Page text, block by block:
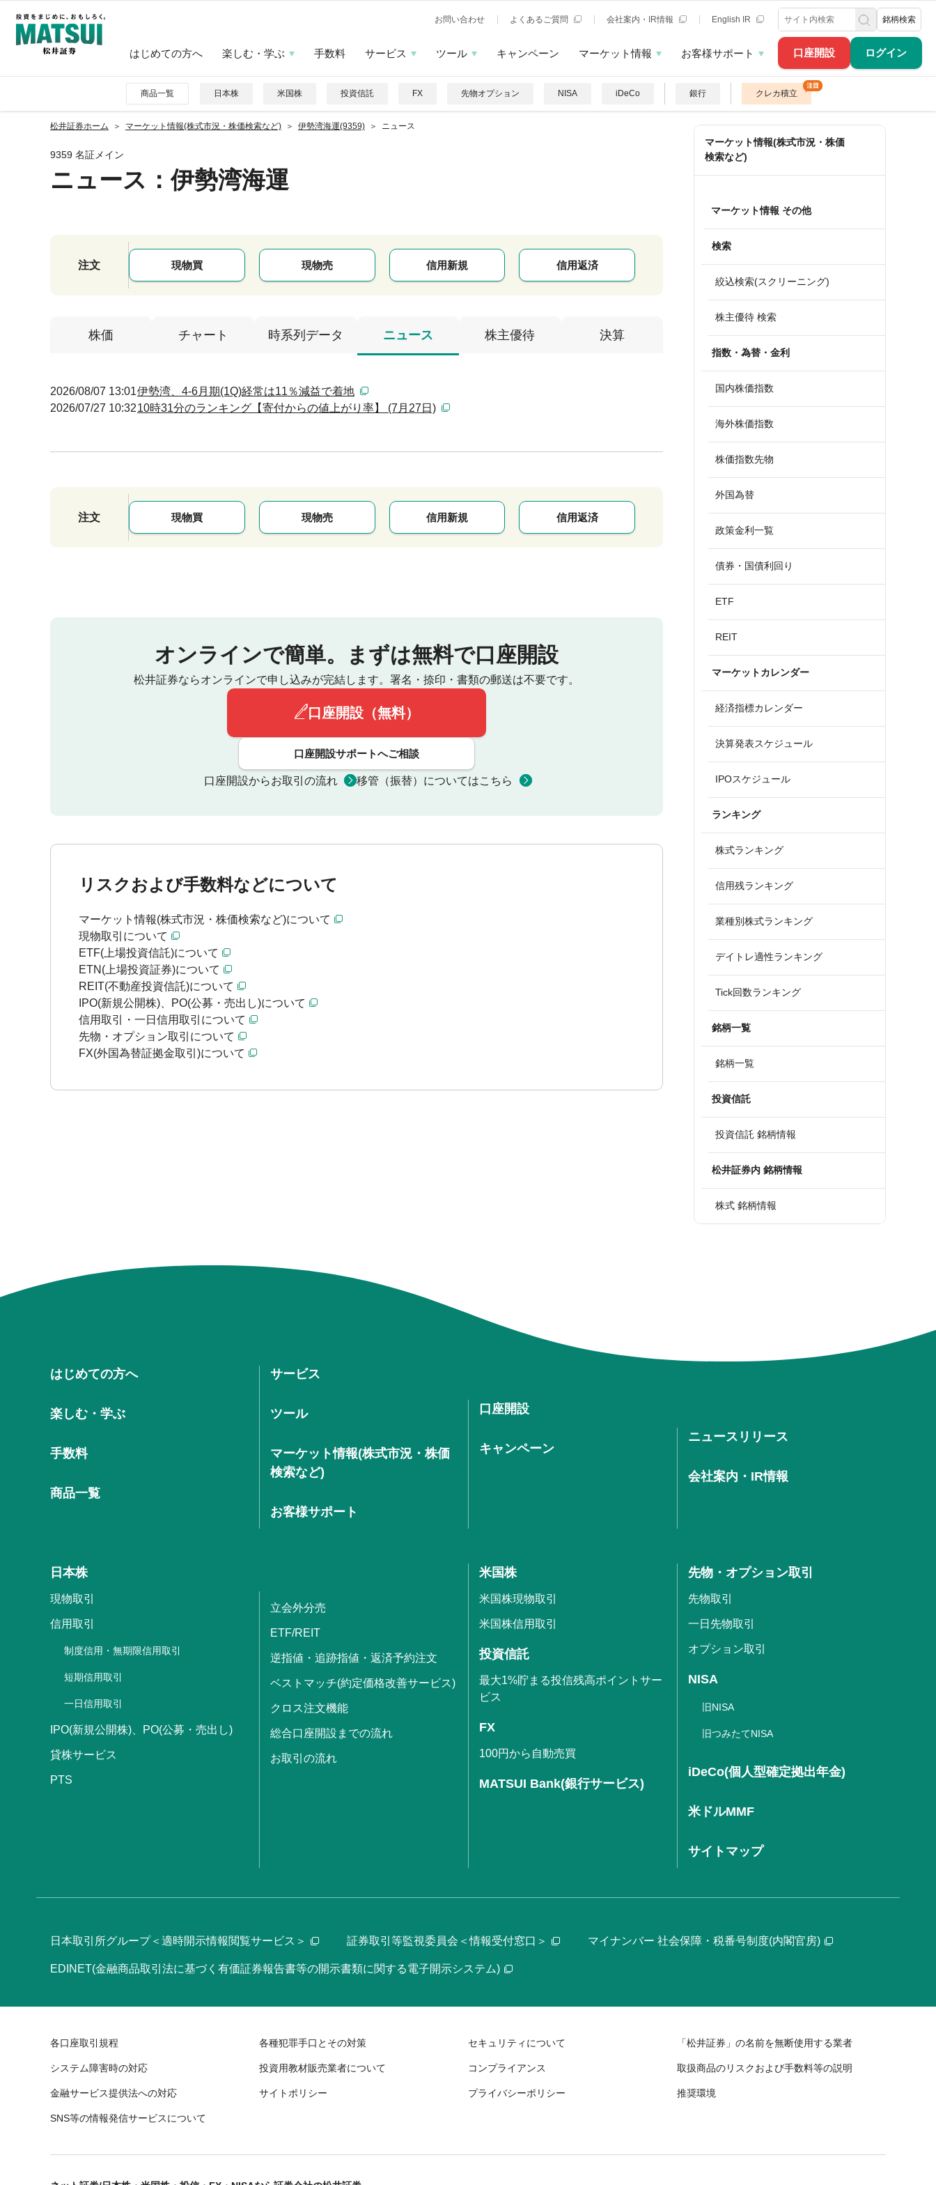
口座開設 ログイン
お問い合わせ よくあるご質問 会社案内・IR情報 English IR 銘柄検索
はじめての方へ 楽しむ・学ぶ 手数料 サービス ツール キャンペーン マーケット情報 お客様サポート
商品一覧 日本株 米国株 投資信託 FX 先物オプション NISA iDeCo 銀行 クレカ積立
松井証券ホーム マーケット情報(株式市況・株価検索など) 伊勢湾海運(9359) ニュース
9359 名証メイン
ニュース ：伊勢湾海運
注文 現物買 現物売 信用新規 信用返済
株価 チャート 時系列データ ニュース 株主優待 決算
2026/08/07 13:01伊勢湾、4-6月期(1Q)経常は11％減益で着地
2026/07/27 10:3210時31分のランキング【寄付からの値上がり率】 (7月27日)
注文 現物買 現物売 信用新規 信用返済
オンラインで簡単。 まずは無料で口座開設
松井証券ならオンラインで申し込みが完結します。 署名・捺印・書類の郵送は不要です。
口座開設（無料）
口座開設サポートへご相談
口座開設からお取引の流れ 移管（振替）についてはこちら
リスクおよび手数料などについて
マーケット情報(株式市況・株価検索など)について
現物取引について
ETF(上場投資信託)について
ETN(上場投資証券)について
REIT(不動産投資信託)について
IPO(新規公開株)、PO(公募・売出し)について
信用取引・一日信用取引について
先物・オプション取引について
FX(外国為替証拠金取引)について
マーケット情報(株式市況・株価
検索など)
マーケット情報 その他
検索
絞込検索(スクリーニング)
株主優待 検索
指数・為替・金利
国内株価指数
海外株価指数
株価指数先物
外国為替
政策金利一覧
債券・国債利回り
ETF
REIT
マーケットカレンダー
経済指標カレンダー
決算発表スケジュール
IPOスケジュール
ランキング
株式ランキング
信用残ランキング
業種別株式ランキング
デイトレ適性ランキング
Tick回数ランキング
銘柄一覧
銘柄一覧
投資信託
投資信託 銘柄情報
松井証券内 銘柄情報
株式 銘柄情報
はじめての方へ
楽しむ・学ぶ
手数料
商品一覧
サービス
ツール
マーケット情報(株式市況・株価
検索など)
お客様サポート
口座開設
キャンペーン
ニュースリリース
会社案内・IR情報
日本株
現物取引
信用取引
制度信用・無期限信用取引
短期信用取引
一日信用取引
IPO(新規公開株)、PO(公募・売出し)
貸株サービス
PTS
立会外分売
ETF/REIT
逆指値・追跡指値・返済予約注文
ベストマッチ(約定価格改善サービス)
クロス注文機能
総合口座開設までの流れ
お取引の流れ
米国株
米国株現物取引
米国株信用取引
投資信託
最大1%貯まる投信残高ポイントサー
ビス
FX
100円から自動売買
MATSUI Bank(銀行サービス)
先物・オプション取引
先物取引
一日先物取引
オプション取引
NISA
旧NISA
旧つみたてNISA
iDeCo(個人型確定拠出年金)
米ドルMMF
サイトマップ
日本取引所グループ＜適時開示情報閲覧サービス＞ 証券取引等監視委員会＜情報受付窓口＞ マイナンバー 社会保障・税番号制度(内閣官房)
EDINET(金融商品取引法に基づく有価証券報告書等の開示書類に関する電子開示システム)
各口座取引規程 各種犯罪手口とその対策 セキュリティについて 「松井証券」の名前を無断使用する業者
システム障害時の対応 投資用教材販売業者について コンプライアンス 取扱商品のリスクおよび手数料等の説明
金融サービス提供法への対応 サイトポリシー プライバシーポリシー 推奨環境
SNS等の情報発信サービスについて